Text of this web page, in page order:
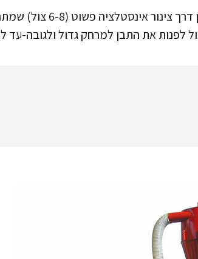
פינוי התבן דרך צינור
לפנות את התבן למרחק גדול ולגובה-עד